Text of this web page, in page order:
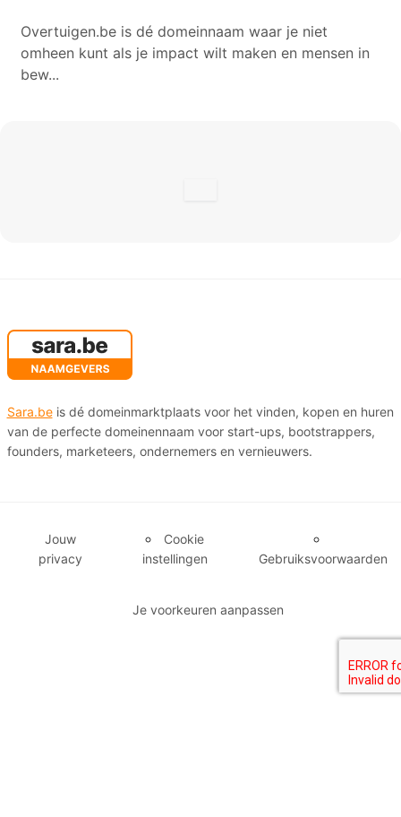
Overtuigen.be is dé domeinnaam waar je niet
omheen kunt als je impact wilt maken en mensen in
bew...
Sara.beis dé domeinmarktplaats voor het vinden, kopen en huren
van de perfecte domeinennaam voor start-ups, bootstrappers,
founders, marketeers, ondernemers en vernieuwers.
Jouw
privacy
Cookie
instellingen
Gebruiksvoorwaarden
Je voorkeuren aanpassen